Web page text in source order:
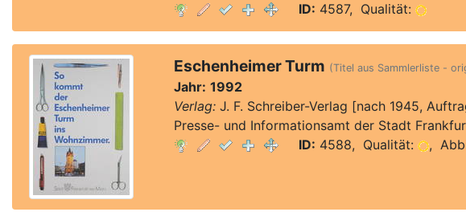
ID: 4587, Qualität:
Eschenheimer Turm (Titel aus Sammlerliste -
Jahr: 1992
Verlag:J. F. Schreiber-Verlag [nach 1945,
Presse- und Informationsamt der Stadt
ID: 4588, Qualität: ,